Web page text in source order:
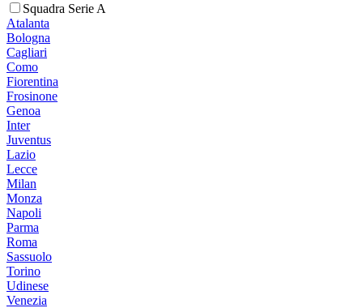
Squadra Serie A
Atalanta
Bologna
Cagliari
Como
Fiorentina
Frosinone
Genoa
Inter
Juventus
Lazio
Lecce
Milan
Monza
Napoli
Parma
Roma
Sassuolo
Torino
Udinese
Venezia